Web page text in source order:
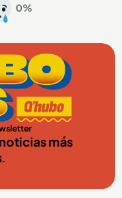
0%
noticias más
.